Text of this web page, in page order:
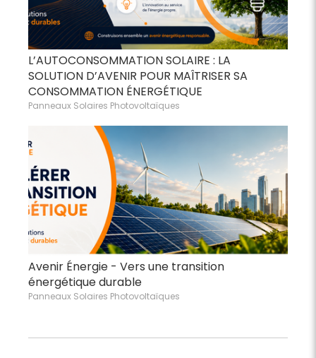
L’AUTOCONSOMMATION SOLAIRE : LA
SOLUTION D’AVENIR POUR MAÎTRISER SA
CONSOMMATION ÉNERGÉTIQUE
Panneaux Solaires Photovoltaïques
Avenir Énergie - Vers une transition
énergétique durable
Panneaux Solaires Photovoltaïques